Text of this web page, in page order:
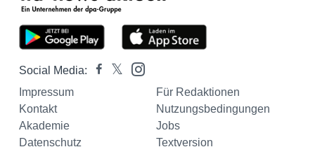
Social Media:
Impressum
Für Redaktionen
Kontakt
Nutzungsbedingungen
Akademie
Jobs
Datenschutz
Textversion